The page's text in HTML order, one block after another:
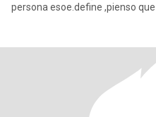
persona esoe.define ,pienso